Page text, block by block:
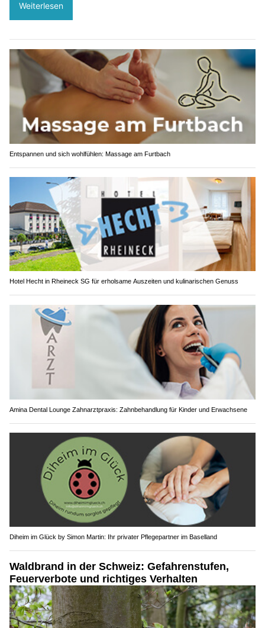
Weiterlesen
Entspannen und sich wohlfühlen: Massage am Furtbach
Hotel Hecht in Rheineck SG für erholsame Auszeiten und kulinarischen Genuss
Amina Dental Lounge Zahnarztpraxis: Zahnbehandlung für Kinder und Erwachsene
Diheim im Glück by Simon Martin: Ihr privater Pflegepartner im Baselland
Waldbrand in der Schweiz: Gefahrenstufen,
Feuerverbote und richtiges Verhalten